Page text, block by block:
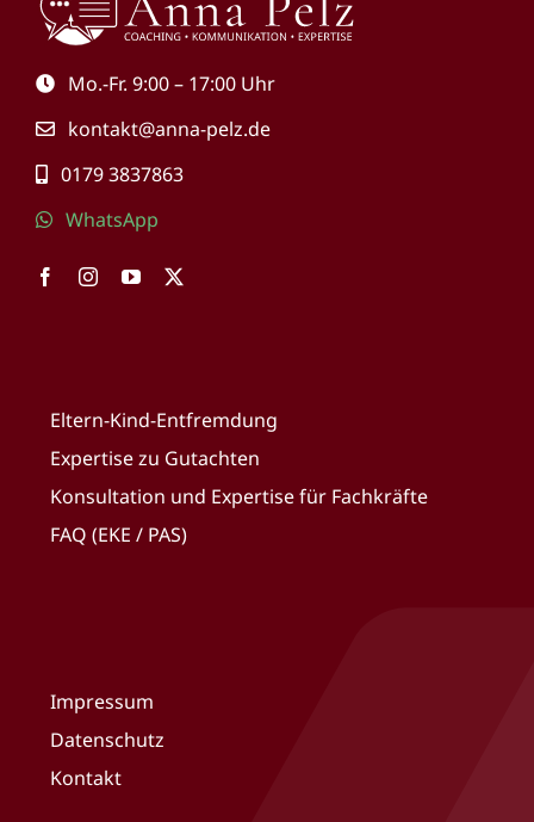
Mo.-Fr. 9:00 – 17:00 Uhr
kontakt@anna-pelz.de
0179 3837863
WhatsApp
Eltern-Kind-Entfremdung
Expertise zu Gutachten
Konsultation und Expertise für Fachkräfte
FAQ (EKE / PAS)
Impressum
Datenschutz
Kontakt